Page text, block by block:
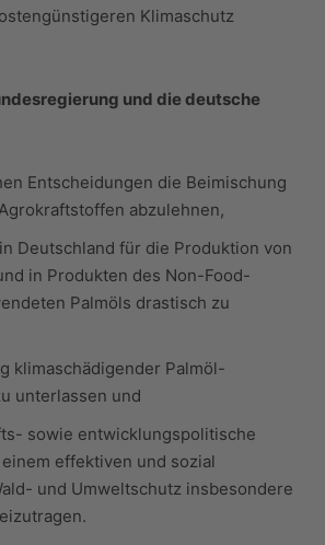
Klimaschutz
und die deutsche
Entscheidungen die Beimischung
abzulehnen,
Deutschland für die Produktion von
in Produkten des Non-Food-
Palmöls drastisch zu
klimaschädigender Palmöl-
unterlassen und
sowie entwicklungspolitische
effektiven und sozial
und Umweltschutz insbesondere